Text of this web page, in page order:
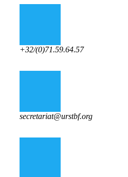
+32/(0)71.59.64.57
secretariat@urstbf.org